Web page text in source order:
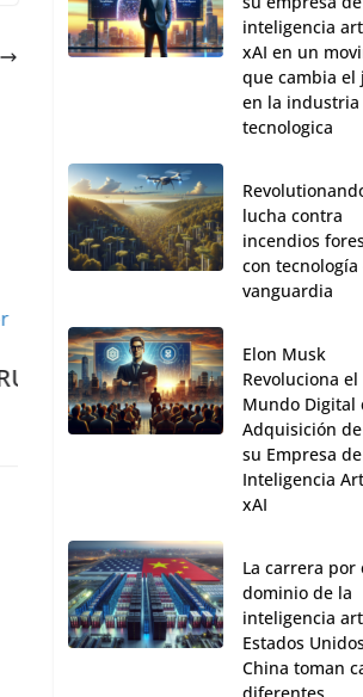
JAC E10X y la
Vehiculos a la TGS
inteligencia
xAI en un
que cambia el
en la industria
tecnologica
lucha contra
incendios
con tecnología
vanguardia
Elon Musk
Revoluciona el
Mundo Digital
Adquisición
su Empresa de
Inteligencia
xAI
La carrera por
dominio de la
inteligencia
Estados
China toman